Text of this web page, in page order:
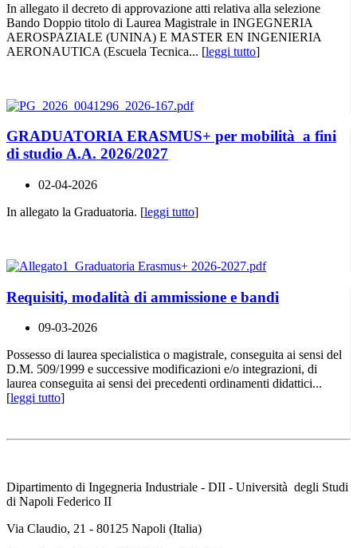
In allegato il decreto di approvazione atti relativa alla selezione
Bando Doppio titolo di Laurea Magistrale in INGEGNERIA
AEROSPAZIALE (UNINA) E MASTER EN INGENIERIA
AERONAUTICA (Escuela Tecnica... [leggi tutto]
GRADUATORIA ERASMUS+ per mobilità a fini
di studio A.A. 2026/2027
02-04-2026
In allegato la Graduatoria. [leggi tutto]
Requisiti, modalità di ammissione e bandi
09-03-2026
Possesso di laurea specialistica o magistrale, conseguita ai sensi del
D.M. 509/1999 e successive modificazioni e/o integrazioni, di
laurea conseguita ai sensi dei precedenti ordinamenti didattici...
[leggi tutto]
Dipartimento di Ingegneria Industriale - DII - Università degli Studi
di Napoli Federico II
Via Claudio, 21 - 80125 Napoli (Italia)